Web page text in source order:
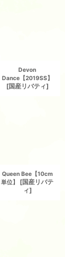
Devon
Dance【2019SS】
[国産リバティ]
Queen Bee【10cm
単位】
[国産リバテ
ィ]